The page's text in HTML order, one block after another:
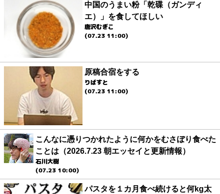
中国のうまい粉「乾碟（ガンディ
エ）」を食してほしい
唐沢むぎこ
(07.23 11:00)
原稿合宿をする
りばすと
(07.23 11:00)
こんなに憑りつかれたように何かをむさぼり食べた
ことは（2026.7.23 朝エッセイと更新情報）
石川大樹
(07.23 10:00)
パスタを１カ月食べ続けると何kg太